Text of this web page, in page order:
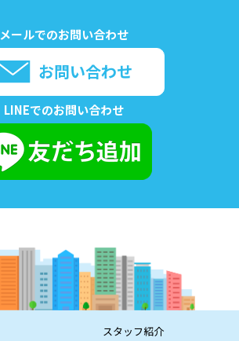
メールでのお問い合わせ
お問い合わせ
LINEでのお問い合わせ
スタッフ紹介